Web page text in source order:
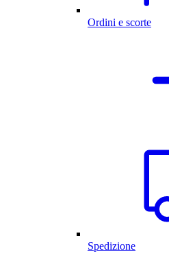
Ordini e scorte
Spedizione